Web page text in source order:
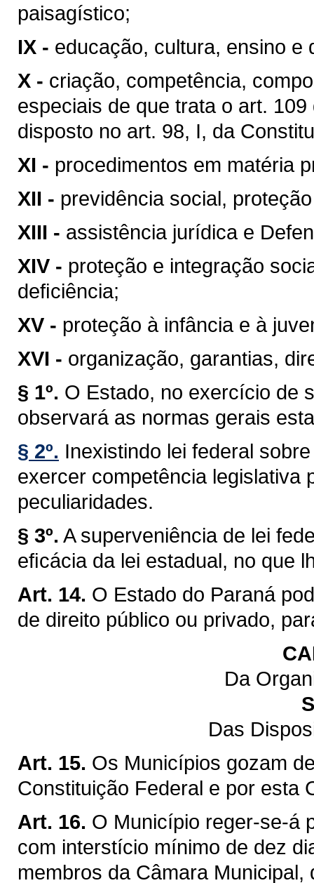
paisagístico;
IX - educação, cultura, ensino e
X - criação, competência,
especiais de que trata o art.
disposto no art. 98, I, da
XI - procedimentos em matéria
XII - previdência social,
XIII - assistência jurídica e
XIV - proteção e integração
deﬁciência;
XV - proteção à infância e à
XVI - organização, garantias,
§ 1º. O Estado, no exercício de
observará as normas gerais
§ 2º. Inexistindo lei federal
exercer competência legislativa
peculiaridades.
§ 3º. A superveniência de lei
eﬁcácia da lei estadual, no que
Art. 14. O Estado do Paraná
de direito público ou privado,
Da
Das
Art. 15. Os Municípios gozam
Constituição Federal e por esta
Art. 16. O Município reger-se-á
com interstício mínimo de dez
membros da Câmara